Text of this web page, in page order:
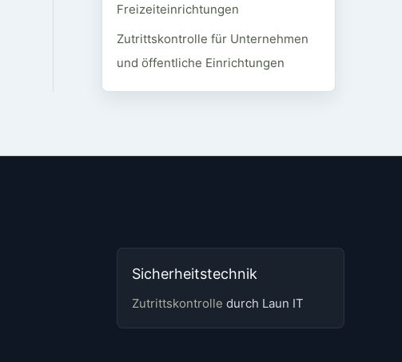
Freizeiteinrichtungen
Zutrittskontrolle für Unternehmen
und öffentliche Einrichtungen
Sicherheitstechnik
Zutrittskontrolle durch Laun IT